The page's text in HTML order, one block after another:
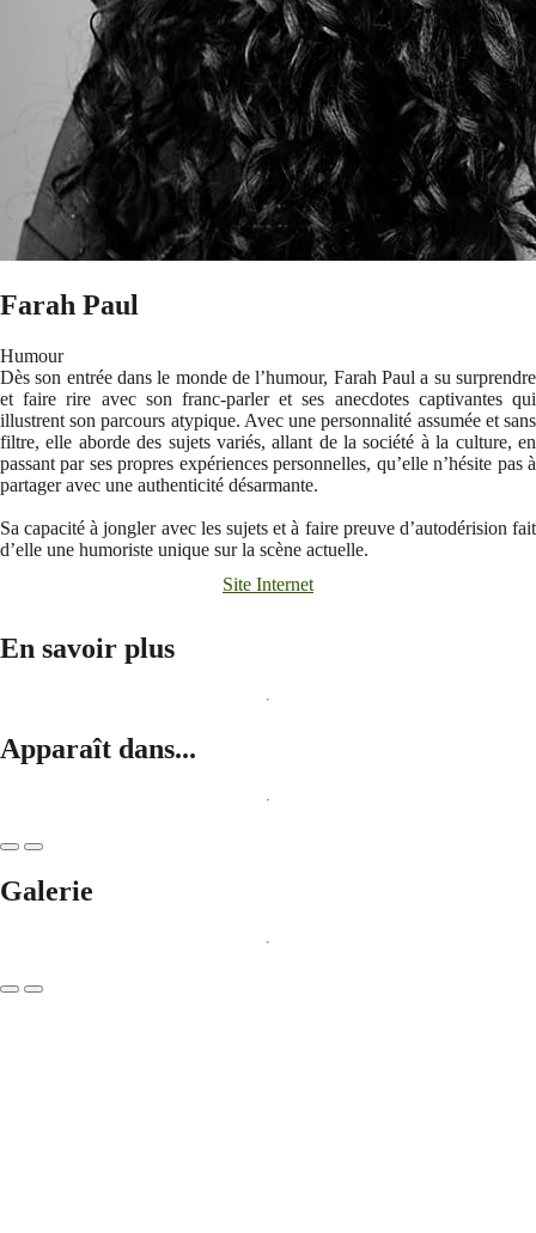
Farah Paul
Humour
Dès son entrée dans le monde de l’humour, Farah Paul a su surprendre
et faire rire avec son franc-parler et ses anecdotes captivantes qui
illustrent son parcours atypique. Avec une personnalité assumée et sans
filtre, elle aborde des sujets variés, allant de la société à la culture, en
passant par ses propres expériences personnelles, qu’elle n’hésite pas à
partager avec une authenticité désarmante.
Sa capacité à jongler avec les sujets et à faire preuve d’autodérision fait
d’elle une humoriste unique sur la scène actuelle.
Site Internet
En savoir plus
Apparaît dans...
Galerie